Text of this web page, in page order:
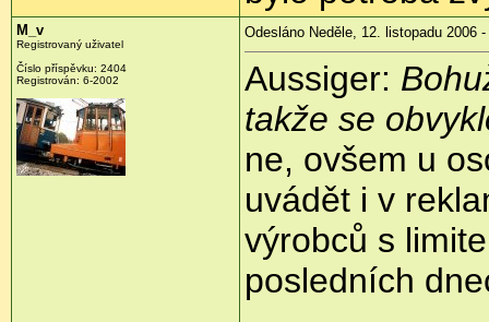
M_v
Registrovaný uživatel
Číslo příspěvku: 2404
Registrován: 6-2002
Odesláno Neděle, 12. listopadu 2006 -
Aussiger:
takže se
ne, ovšem u
uvádět i v
výrobců s
posledních